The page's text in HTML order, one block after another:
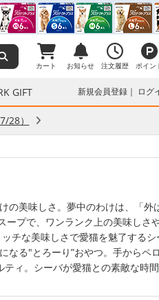
カート お知らせ 注文履歴 ポイン
GIFT 新規会員登録 ログ
28）
の美味しさ。夢中のわけは、「外
プで、ワンランク上の美味しさ
チな美味しさで愛猫を魅了する
る"とろーり”おやつ。手からペ
ィ。シーバが愛猫との素敵な時間